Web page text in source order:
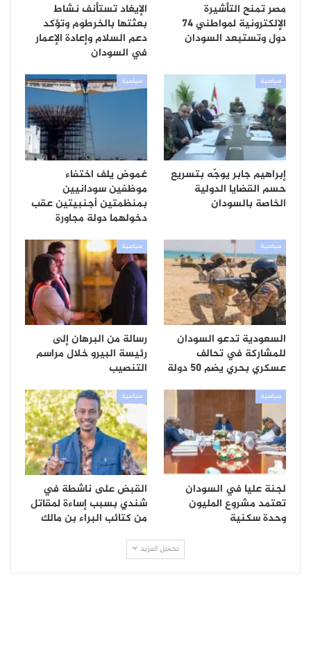
مصر تمنح التأشيرة
الإلكترونية لمواطني 74
دول وتستبعد السودان
الإيغاد تستأنف نشاط
بعثتها بالخرطوم وتؤكد
دعم السلام وإعادة الإعمار
في السودان
سياسية
إبراهيم جابر يوجّه بتسريع
حسم القضايا الدولية
الخاصة بالسودان
سياسية
غموض يلف اختفاء
موظفين سودانيين
بمنظمتين أجنبيتين عقب
دخولهما دولة مجاورة
سياسية
السعودية تدعو السودان
للمشاركة في تحالف
عسكري بحري يضم 50 دولة
سياسية
رسالة من البرهان إلى
رئيسة البيرو خلال مراسم
التنصيب
سياسية
لجنة عليا في السودان
تعتمد مشروع المليون
وحدة سكنية
سياسية
القبض على ناشطة في
شندي بسبب إساءة لمقاتل
من كتائب البراء بن مالك
تحميل المزيد